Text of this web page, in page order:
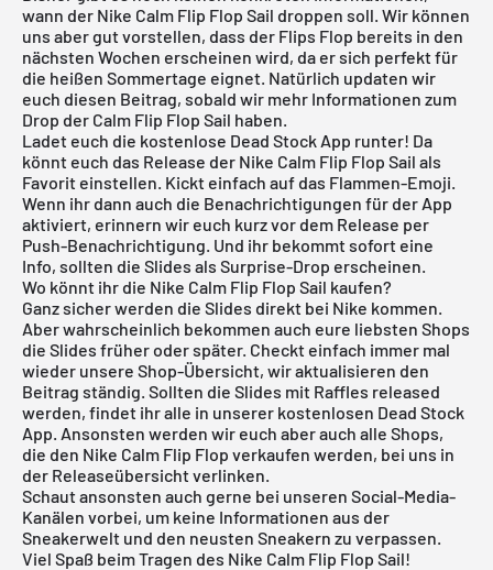
wann der Nike Calm Flip Flop Sail droppen soll. Wir können
uns aber gut vorstellen, dass der Flips Flop bereits in den
nächsten Wochen erscheinen wird, da er sich perfekt für
die heißen Sommertage eignet. Natürlich updaten wir
euch diesen Beitrag, sobald wir mehr Informationen zum
Drop der Calm Flip Flop Sail haben.
Ladet euch die kostenlose Dead Stock App runter! Da
könnt euch das Release der Nike Calm Flip Flop Sail als
Favorit einstellen. Kickt einfach auf das Flammen-Emoji.
Wenn ihr dann auch die Benachrichtigungen für der App
aktiviert, erinnern wir euch kurz vor dem Release per
Push-Benachrichtigung. Und ihr bekommt sofort eine
Info, sollten die Slides als Surprise-Drop erscheinen.
Wo könnt ihr die Nike Calm Flip Flop Sail kaufen?
Ganz sicher werden die Slides direkt bei Nike kommen.
Aber wahrscheinlich bekommen auch eure liebsten Shops
die Slides früher oder später. Checkt einfach immer mal
wieder unsere Shop-Übersicht, wir aktualisieren den
Beitrag ständig. Sollten die Slides mit Raffles released
werden, findet ihr alle in unserer kostenlosen Dead Stock
App. Ansonsten werden wir euch aber auch alle Shops,
die den Nike Calm Flip Flop verkaufen werden, bei uns in
der Releaseübersichtverlinken.
Schaut ansonsten auch gerne bei unseren Social-Media-
Kanälen vorbei, um keine Informationen aus der
Sneakerwelt und den neusten Sneakern zu verpassen.
Viel Spaß beim Tragen des Nike Calm Flip Flop Sail!